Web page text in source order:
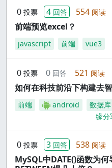
0 投票 4 回答 554 阅读
前端预览excel？
javascript 前端 vue3
0 投票 0 回答 521 阅读
如何在科技前沿下构建去
前端 android 数据库
缘分
0 投票 3 回答 538 阅读
MySQL中DATE()函数为